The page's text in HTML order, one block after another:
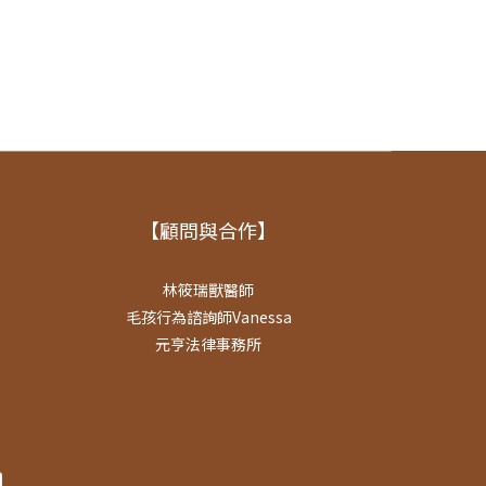
【顧問與合作】
林筱瑞獸醫師
毛孩行為諮詢師Vanessa
元亨法律事務所